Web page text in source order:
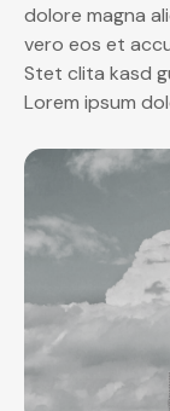
dolore magna
vero eos et
Stet clita kasd
Lorem ipsum